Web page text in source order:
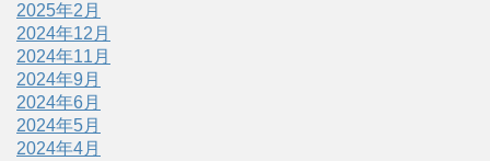
2025年2月
2024年12月
2024年11月
2024年9月
2024年6月
2024年5月
2024年4月